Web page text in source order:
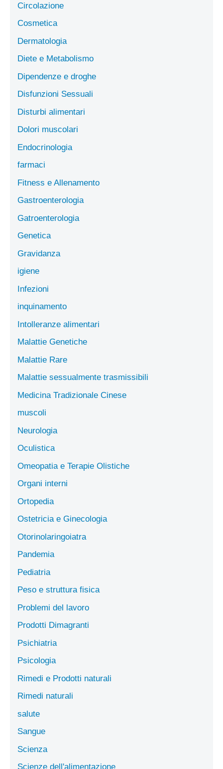
Circolazione
Cosmetica
Dermatologia
Diete e Metabolismo
Dipendenze e droghe
Disfunzioni Sessuali
Disturbi alimentari
Dolori muscolari
Endocrinologia
farmaci
Fitness e Allenamento
Gastroenterologia
Gatroenterologia
Genetica
Gravidanza
igiene
Infezioni
inquinamento
Intolleranze alimentari
Malattie Genetiche
Malattie Rare
Malattie sessualmente trasmissibili
Medicina Tradizionale Cinese
muscoli
Neurologia
Oculistica
Omeopatia e Terapie Olistiche
Organi interni
Ortopedia
Ostetricia e Ginecologia
Otorinolaringoiatra
Pandemia
Pediatria
Peso e struttura fisica
Problemi del lavoro
Prodotti Dimagranti
Psichiatria
Psicologia
Rimedi e Prodotti naturali
Rimedi naturali
salute
Sangue
Scienza
Scienze dell'alimentazione